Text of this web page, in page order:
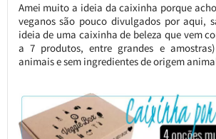
Amei muito a ideia da caixinha porque
veganos são pouco divulgados por aqui,
ideia de uma caixinha de beleza que vem
a 7 produtos, entre grandes e
animais e sem ingredientes de origem